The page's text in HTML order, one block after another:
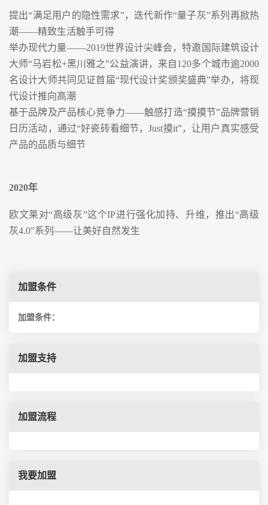
提出“满足用户的隐性需求”，迭代新作“量子灰”系列再掀热
潮——精致生活触手可得
举办现代力量——2019世界设计尖峰会，特邀国际建筑设计
大师“马岩松+黑川雅之”公益演讲，来自120多个城市逾2000
名设计大师共同见证首届“现代设计奖颁奖盛典”举办，将现
代设计推向高潮
基于品牌及产品核心竞争力——触感打造“摸摸节”品牌营销
日历活动，通过“好瓷砖看细节，Just摸it”，让用户真实感受
产品的品质与细节
2020年
欧文莱对“高级灰”这个IP进行强化加持、升维，推出“高级
灰4.0”系列——让美好自然发生
加盟条件
加盟条件：
加盟支持
加盟流程
我要加盟